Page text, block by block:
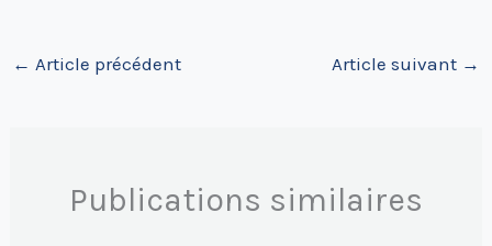
← Article précédent Article suivant →
Publications similaires